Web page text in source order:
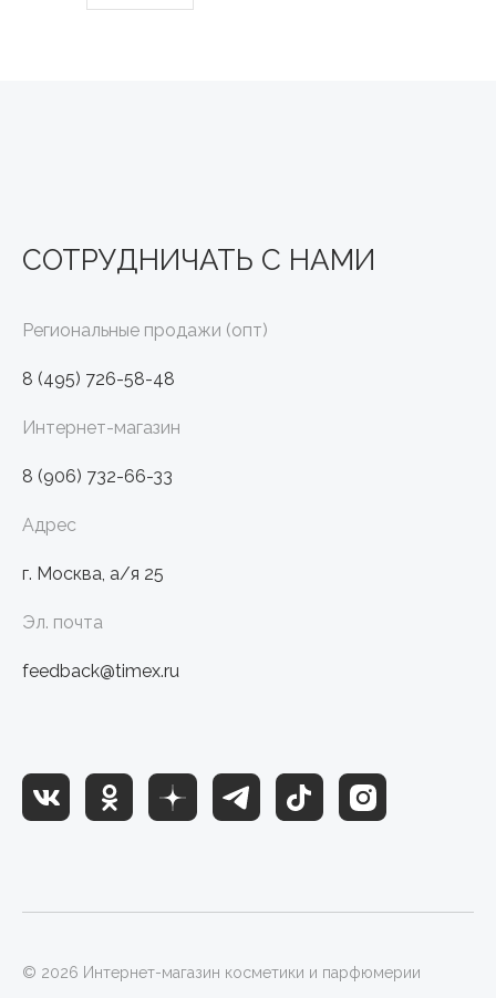
Адрес
г. Москва, а/я 25
Эл. почта
feedback@timex.ru
Региональные продажи (опт)
8 (495) 726-58-48
Интернет-магазин
8 (906) 732-66-33
СОТРУДНИЧАТЬ С НАМИ
© 2026 Интернет-магазин косметики и парфюмерии